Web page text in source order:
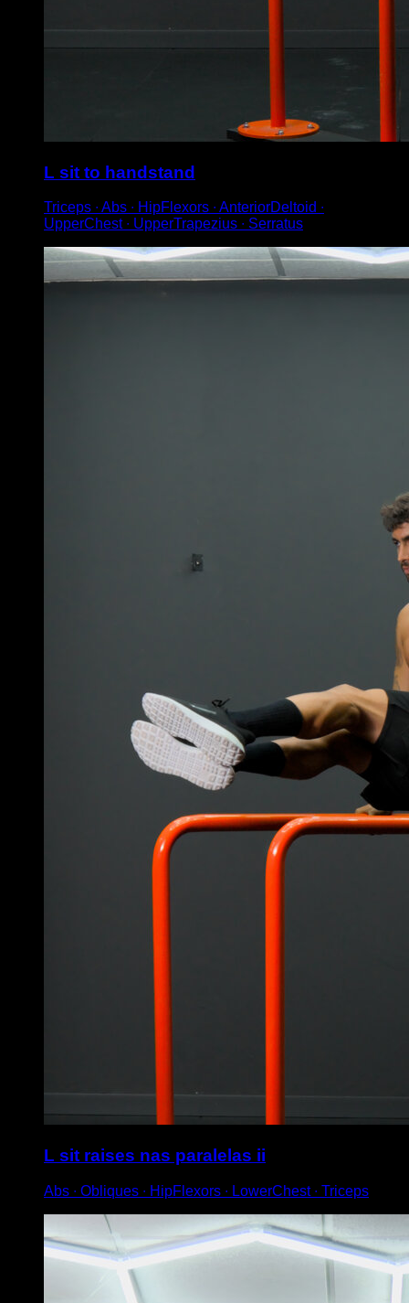
L sit to handstand
Triceps ∙ Abs ∙ HipFlexors ∙ AnteriorDeltoid ∙
UpperChest ∙ UpperTrapezius ∙ Serratus
L sit raises nas paralelas ii
Abs ∙ Obliques ∙ HipFlexors ∙ LowerChest ∙ Triceps